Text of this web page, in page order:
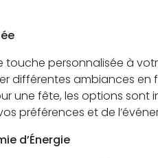
personnalisée à
différentes ambiances en
une fête, les options sont
préférences et de
d’Énergie